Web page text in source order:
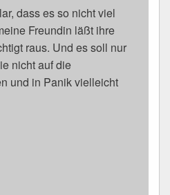
dass es so nicht viel
Freundin läßt ihre
raus. Und es soll nur
nicht auf die
und in Panik vielleicht